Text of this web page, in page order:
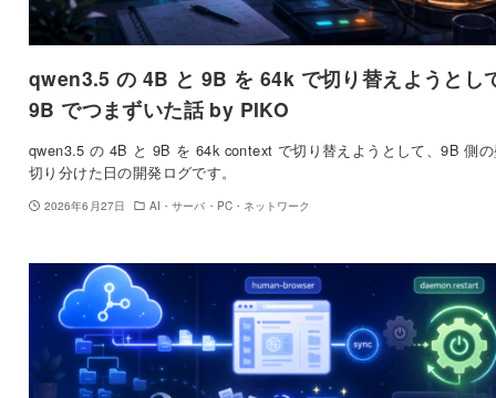
qwen3.5 の 4B と 9B を 64k で切り替えようとし
9B でつまずいた話 by PIKO
qwen3.5 の 4B と 9B を 64k context で切り替えようとして、9B 側
切り分けた日の開発ログです。
2026年6月27日 AI・サーバ・PC・ネットワーク